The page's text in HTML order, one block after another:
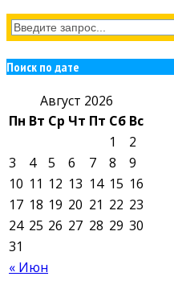
Поиск по дате
Август 2026
Пн Вт Ср Чт Пт Сб Вс
« Июн
1
2
3
4 5 6 7 8
9
10 11 12 13 14 15 16
17 18 19 20 21 22 23
24 25 26 27 28 29 30
31